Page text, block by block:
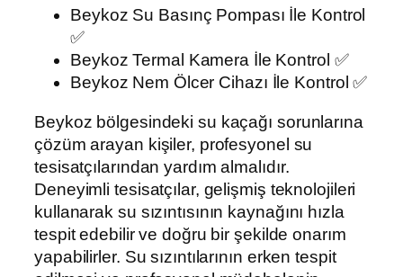
Beykoz Su Basınç Pompası İle Kontrol
✅
Beykoz Termal Kamera İle Kontrol ✅
Beykoz Nem Ölcer Cihazı İle Kontrol ✅
Beykoz bölgesindeki su kaçağı sorunlarına
çözüm arayan kişiler, profesyonel su
tesisatçılarından yardım almalıdır.
Deneyimli tesisatçılar, gelişmiş teknolojileri
kullanarak su sızıntısının kaynağını hızla
tespit edebilir ve doğru bir şekilde onarım
yapabilirler. Su sızıntılarının erken tespit